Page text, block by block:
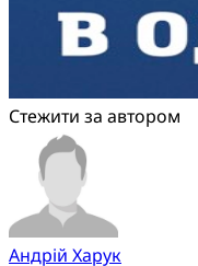
Стежити за автором
Андрій Харук